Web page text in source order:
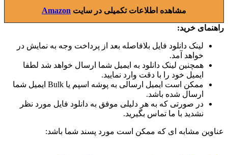
مشاهده اطلاعات تکمیلی در سایت Amazon
راهنمای خرید:
لینک دانلود فایل بلافاصله بعد از پرداخت وجه به نمایش در
خواهد آمد.
همچنین لینک دانلود به ایمیل شما ارسال خواهد شد لطفا
ایمیل خود را با دقت وارد نمایید.
ممکن است ایمیل ارسالی به پوشه اسپم یا Bulk ایمیل شما
ارسال شده باشد.
در صورتی که به هر دلیلی موفق به دانلود فایل مورد نظر
نشدید با ما تماس بگیرید.
عناوین مشابه ای که ممکن است مورد پسند شما باشد: